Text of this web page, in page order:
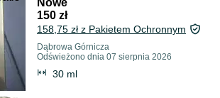
Nowe
150 zł
158,75 zł z Pakietem Ochronnym
Dąbrowa Górnicza
Odświeżono dnia 07 sierpnia 2026
30 ml